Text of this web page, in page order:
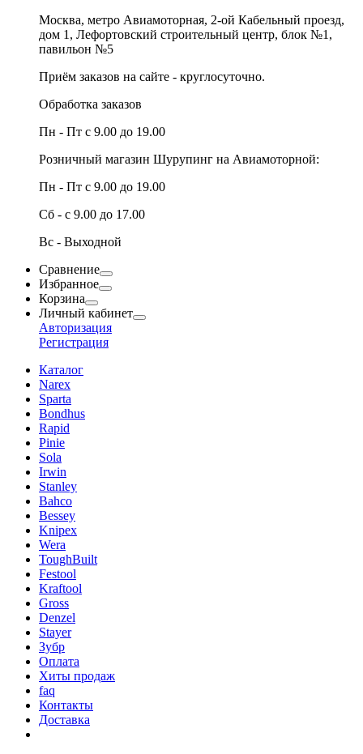
Москва, метро Авиамоторная, 2-ой Кабельный проезд,
дом 1, Лефортовский строительный центр, блок №1,
павильон №5
Приём заказов на сайте - круглосуточно.
Обработка заказов
Пн - Пт с 9.00 до 19.00
Розничный магазин Шурупинг на Авиамоторной:
Пн - Пт с 9.00 до 19.00
Сб - с 9.00 до 17.00
Вс - Выходной
Сравнение
Избранное
Корзина
Личный кабинет
Авторизация
Регистрация
Каталог
Narex
Sparta
Bondhus
Rapid
Pinie
Sola
Irwin
Stanley
Bahco
Bessey
Knipex
Wera
ToughBuilt
Festool
Kraftool
Gross
Denzel
Stayer
Зубр
Оплата
Хиты продаж
faq
Контакты
Доставка